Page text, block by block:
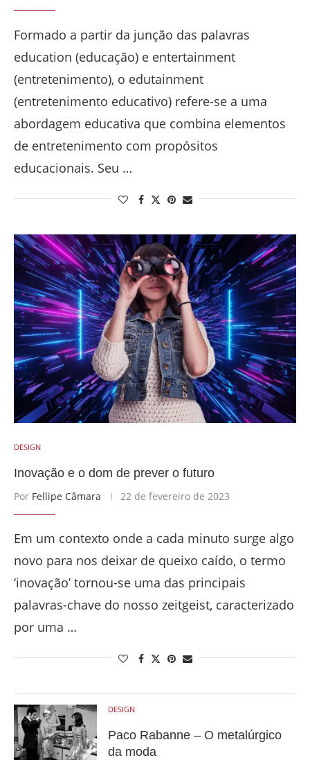
Formado a partir da junção das palavras
education (educação) e entertainment
(entretenimento), o edutainment
(entretenimento educativo) refere-se a uma
abordagem educativa que combina elementos
de entretenimento com propósitos
educacionais. Seu …
DESIGN
Inovação e o dom de prever o futuro
Por Fellipe Câmara 22 de fevereiro de 2023
Em um contexto onde a cada minuto surge algo
novo para nos deixar de queixo caído, o termo
‘inovação’ tornou-se uma das principais
palavras-chave do nosso zeitgeist, caracterizado
por uma …
DESIGN
Paco Rabanne – O metalúrgico
da moda